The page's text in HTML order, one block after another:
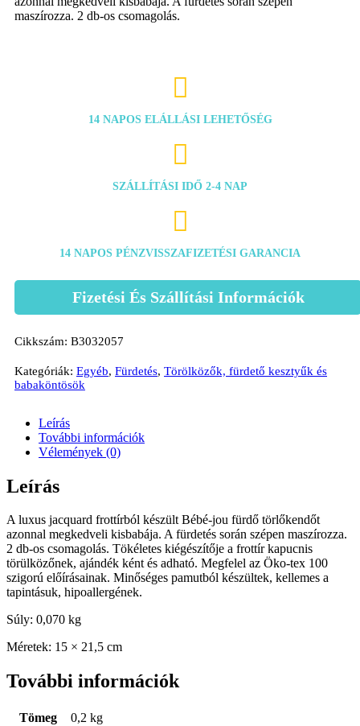
maszírozza. 2 db-os csomagolás.

14 NAPOS ELÁLLÁSI LEHETŐSÉG

SZÁLLÍTÁSI IDŐ 2-4 NAP

14 NAPOS PÉNZVISSZAFIZETÉSI GARANCIA
Fizetési És Szállítási Információk
Cikkszám: B3032057
Kategóriák: Egyéb, Fürdetés, Törölközők, fürdető kesztyűk és
babaköntösök
Leírás
További információk
Vélemények (0)
Leírás
A luxus jacquard frottírból készült Bébé-jou fürdő törlőkendőt
azonnal megkedveli kisbabája. A fürdetés során szépen maszírozza.
2 db-os csomagolás. Tökéletes kiégészítője a frottír kapucnis
törülközőnek, ajándék ként és adható. Megfelel az Öko-tex 100
szigorú előírásainak. Minőséges pamutból készültek, kellemes a
tapintásuk, hipoallergének.
Súly: 0,070 kg
Méretek: 15 × 21,5 cm
További információk
Tömeg
0,2 kg